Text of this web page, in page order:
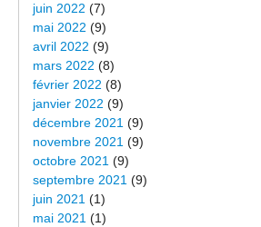
juin 2022 (7)
mai 2022 (9)
avril 2022 (9)
mars 2022 (8)
février 2022 (8)
janvier 2022 (9)
décembre 2021 (9)
novembre 2021 (9)
octobre 2021 (9)
septembre 2021 (9)
juin 2021 (1)
mai 2021 (1)